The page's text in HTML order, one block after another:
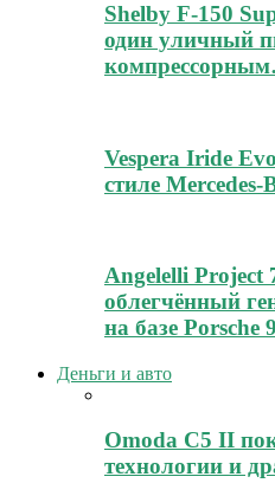
Shelby F-150
один уличный
Vespera Iride
стиле
Angelelli Project
облегчённый
на базе Porsche
Деньги и авто
Omoda C5 II
технологии и